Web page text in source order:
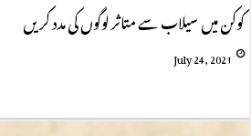
کوکن میں سیلاب سے متاثر لوگوں کی مدد کریں
July 24, 2021